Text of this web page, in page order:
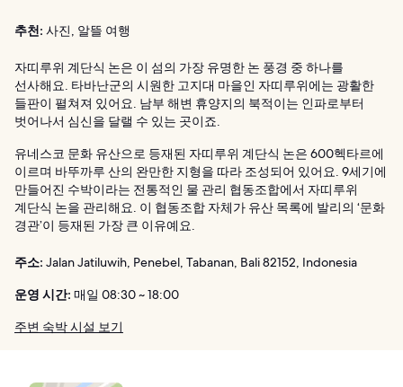
추천: 사진, 알뜰 여행
자띠루위 계단식 논은 이 섬의 가장 유명한 논 풍경 중 하나를
선사해요. 타바난군의 시원한 고지대 마을인 자띠루위에는 광활한
들판이 펼쳐져 있어요. 남부 해변 휴양지의 북적이는 인파로부터
벗어나서 심신을 달랠 수 있는 곳이죠.
유네스코 문화 유산으로 등재된 자띠루위 계단식 논은 600헥타르에
이르며 바뚜까루 산의 완만한 지형을 따라 조성되어 있어요. 9세기에
만들어진 수박이라는 전통적인 물 관리 협동조합에서 자띠루위
계단식 논을 관리해요. 이 협동조합 자체가 유산 목록에 발리의 ‘문화
경관’이 등재된 가장 큰 이유예요.
주소: Jalan Jatiluwih, Penebel, Tabanan, Bali 82152, Indonesia
운영 시간: 매일 08:30 ~ 18:00
주변 숙박 시설 보기